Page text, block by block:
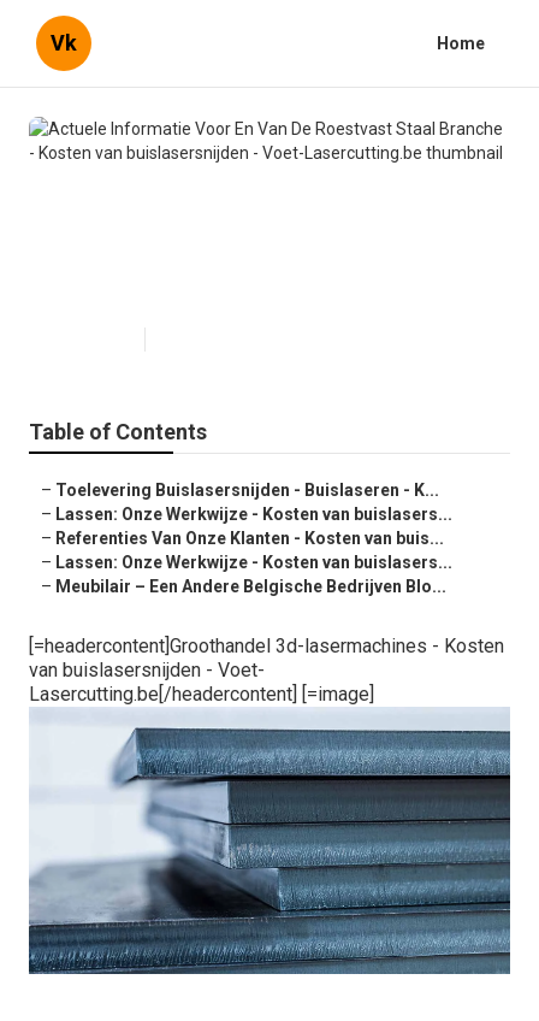
Vk Home
Actuele Informatie Voor En Van
Table of Contents
– Toelevering Buislasersnijden - Buislaseren - K...
– Lassen: Onze Werkwijze - Kosten van buislasers...
– Referenties Van Onze Klanten - Kosten van buis...
– Lassen: Onze Werkwijze - Kosten van buislasers...
– Meubilair – Een Andere Belgische Bedrijven Blo...
[=headercontent]Groothandel 3d-lasermachines - Kosten
van buislasersnijden - Voet-
Lasercutting.be[/headercontent] [=image]